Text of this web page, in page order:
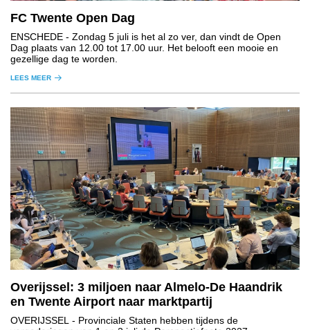
FC Twente Open Dag
ENSCHEDE - Zondag 5 juli is het al zo ver, dan vindt de Open
Dag plaats van 12.00 tot 17.00 uur. Het belooft een mooie en
gezellige dag te worden.
LEES MEER
Overijssel: 3 miljoen naar Almelo-De Haandrik
en Twente Airport naar marktpartij
OVERIJSSEL - Provinciale Staten hebben tijdens de